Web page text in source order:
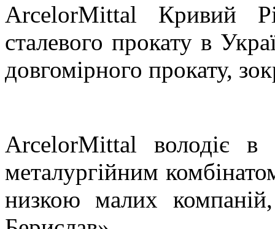
ArcelorMittal Кривий
сталевого прокату в
довгомірного прокату,
ArcelorMittal володіє в
металургійним
низкою малих